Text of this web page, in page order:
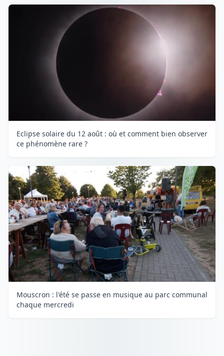
Eclipse solaire du 12 août : où et comment bien observer
ce phénomène rare ?
Mouscron : l'été se passe en musique au parc communal
chaque mercredi